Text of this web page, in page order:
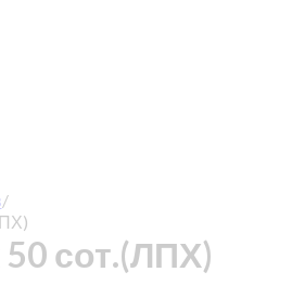
/
сот.(ЛПХ)